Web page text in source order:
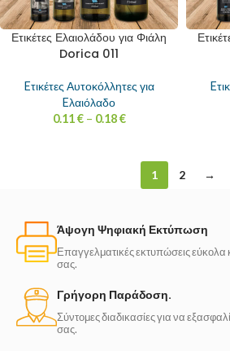
Ετικέτες Ελαιολάδου για Φιάλη
Dorica 011
Eτικέτες Αυτοκόλλητες για
Eλαιόλαδο
0.11€ – 0.18€
1 2 →
Άψογη Ψηφιακή Εκτύπωση
Επαγγελματικές εκτυπώσεις εύκολα
σας.
Γρήγορη Παράδοση.
Σύντομες διαδικασίες για να
σας.